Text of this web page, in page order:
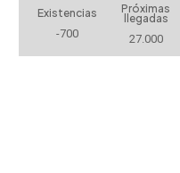
Existencias
-700
Próximas
llegadas
27.000